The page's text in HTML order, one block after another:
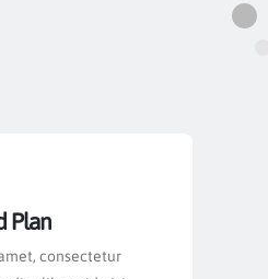
Plan
consectetur